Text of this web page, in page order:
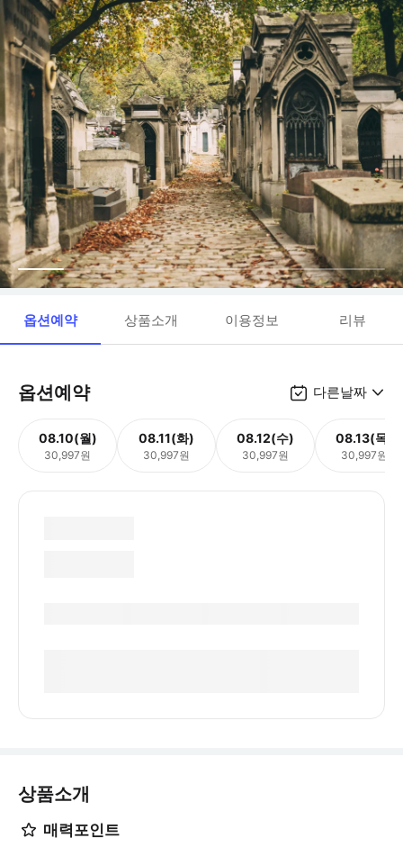
옵션예약 상품소개 이용정보 리뷰
옵션예약 다른날짜
08.10(월)
30,997원
08.11(화)
30,997원
08.12(수)
30,997원
08.13(목)
30,997원
상품소개
매력포인트